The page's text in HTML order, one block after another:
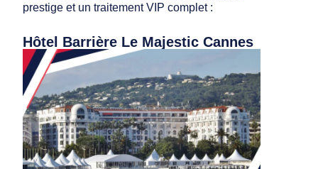
prestige et un traitement VIP complet :
Hôtel Barrière Le Majestic Cannes